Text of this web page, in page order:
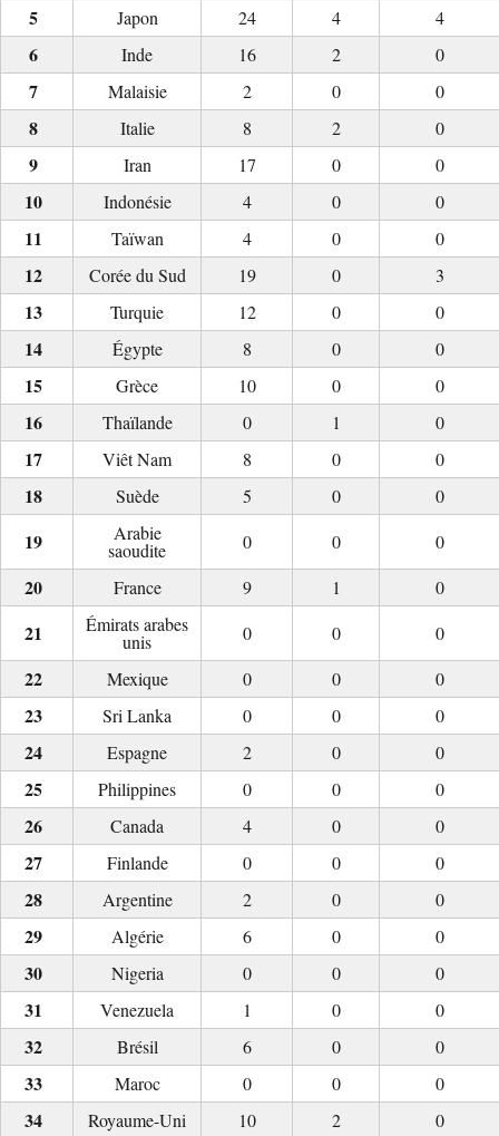
Japon
24 4
4
Inde
16 2
0
Malaisie
2 0
0
Italie
8 2
0
Iran
17 0
0
Indonésie
4 0
0
Taïwan
4 0
0
Corée du Sud
19 0
3
Turquie
12 0
0
Égypte
8 0
0
Grèce
10 0
0
Thaïlande
0 1
0
Viêt Nam
8 0
0
Suède
5 0
0
Arabie
saoudite 0 0
0
France
9 1
0
Émirats arabes
unis 0 0
0
Mexique
0 0
0
Sri Lanka
0 0
0
Espagne
2 0
0
Philippines
0 0
0
Canada
4 0
0
Finlande
0 0
0
Argentine
2 0
0
Algérie
6 0
0
Nigeria
0 0
0
Venezuela
1 0
0
Brésil
6 0
0
Maroc
0 0
0
Royaume-Uni
10 2 0